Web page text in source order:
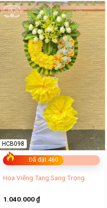
Đã đặt 460
HCB098
Hoa Viếng Tang Sang Trọng
1.040.000₫